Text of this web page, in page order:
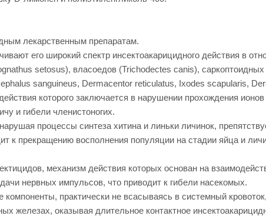
лекарственным препаратам.
его широкий спектр инсектоакарицидного действия в
setosus), власоедов (Trichodectes canis),
sanguineus, Dermacentor reticulatus, Ixodes scapularis,
которого заключается в нарушении прохождения
и гибели членистоногих.
процессы синтеза хитина и линьки личинок,
к прекращению восполнения популяции на стадии яйца и
механизм действия которых основан на
нервных импульсов, что приводит к гибели насекомых.
практически не всасываясь в системный
железах, оказывая длительное контактное